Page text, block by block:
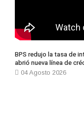
BPS redujo la tasa de
abrió nueva línea de
04 Agosto 2026